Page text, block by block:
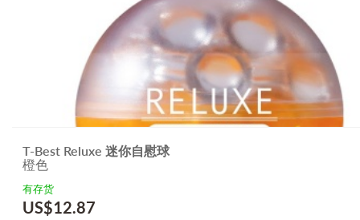
T-Best Reluxe 迷你自慰球
橙色
有存货
US$12.87